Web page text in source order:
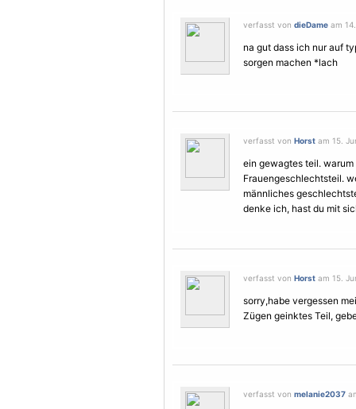
verfasst von dieDame am
na gut dass ich nur auf
sorgen machen *lach
verfasst von Horst am 15.
ein gewagtes teil.
Frauengeschlechtsteil.
männliches
denke ich, hast du mit
verfasst von Horst am 15.
sorry,habe vergessen
Zügen geinktes Teil,
verfasst von melanie2037